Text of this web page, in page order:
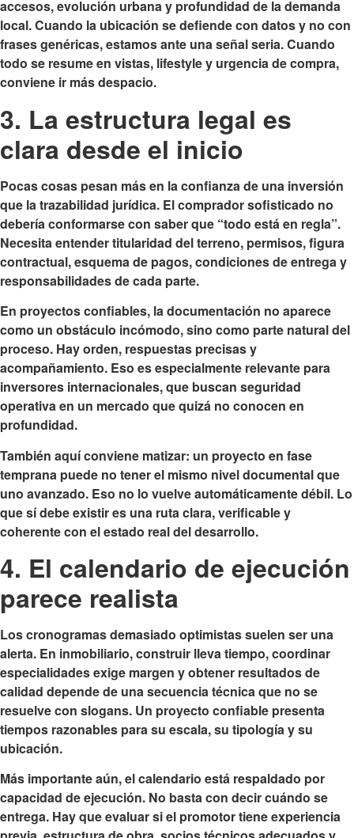
accesos, evolución urbana y profundidad de la demanda
local. Cuando la ubicación se defiende con datos y no con
frases genéricas, estamos ante una señal seria. Cuando
todo se resume en vistas, lifestyle y urgencia de compra,
conviene ir más despacio.
3. La estructura legal es
clara desde el inicio
Pocas cosas pesan más en la confianza de una inversión
que la trazabilidad jurídica. El comprador sofisticado no
debería conformarse con saber que “todo está en regla”.
Necesita entender titularidad del terreno, permisos, figura
contractual, esquema de pagos, condiciones de entrega y
responsabilidades de cada parte.
En proyectos confiables, la documentación no aparece
como un obstáculo incómodo, sino como parte natural del
proceso. Hay orden, respuestas precisas y
acompañamiento. Eso es especialmente relevante para
inversores internacionales, que buscan seguridad
operativa en un mercado que quizá no conocen en
profundidad.
También aquí conviene matizar: un proyecto en fase
temprana puede no tener el mismo nivel documental que
uno avanzado. Eso no lo vuelve automáticamente débil. Lo
que sí debe existir es una ruta clara, verificable y
coherente con el estado real del desarrollo.
4. El calendario de ejecución
parece realista
Los cronogramas demasiado optimistas suelen ser una
alerta. En inmobiliario, construir lleva tiempo, coordinar
especialidades exige margen y obtener resultados de
calidad depende de una secuencia técnica que no se
resuelve con slogans. Un proyecto confiable presenta
tiempos razonables para su escala, su tipología y su
ubicación.
Más importante aún, el calendario está respaldado por
capacidad de ejecución. No basta con decir cuándo se
entrega. Hay que evaluar si el promotor tiene experiencia